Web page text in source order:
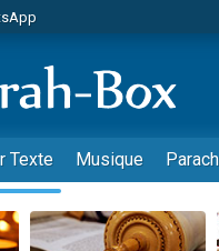
Torah-Box
: pauvres d'Israel
80 ans, dans un
Texte Musique